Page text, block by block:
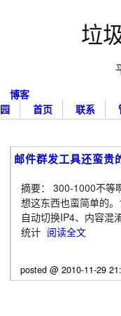
垃
博客
园
首页 联系
邮件群发工具还蛮贵
摘要： 300-1000不等
想这东西也蛮简单的
自动切换IP4、内容混
统计 阅读全文
posted @ 2010-11-29